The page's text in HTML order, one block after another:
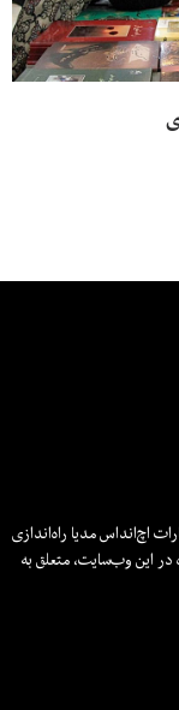
اچ‌اند‌اس مدیا راه‌اندازی
این وب‌سایت، متعلق به